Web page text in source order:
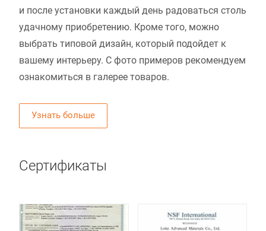
и после установки каждый день радоваться столь
удачному приобретению. Кроме того, можно
выбрать типовой дизайн, который подойдет к
вашему интерьеру. С фото примеров рекомендуем
ознакомиться в галерее товаров.
Узнать больше
Сертификаты